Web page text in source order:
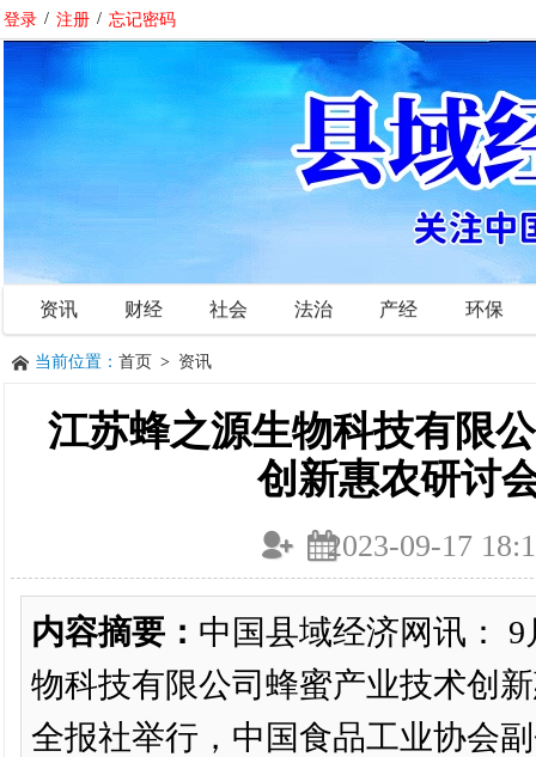
登录 / 注册 / 忘记密码
资讯 财经 社会 法治 产经 环保
当前位置： 首页 > 资讯
江苏蜂之源生物科技有限
创新惠农研讨
2023-09-17
内容摘要： 中国县域经济网讯：
物科技有限公司蜂蜜产业技术创
全报社举行，中国食品工业协会